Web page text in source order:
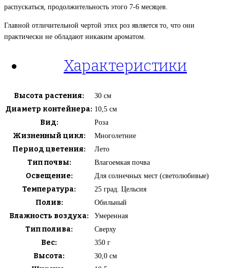
распускаться, продолжительность этого 7-6 месяцев.
Главной отличительной чертой этих роз является то, что они
практически не обладают никаким ароматом.
Характеристики
Высота растения: 30 см
Диаметр контейнера: 10,5 см
Вид: Роза
Жизненный цикл: Многолетние
Период цветения: Лето
Тип почвы: Влагоемкая почва
Освещение: Для солнечных мест (светолюбивые)
Температура: 25 град. Цельсия
Полив: Обильный
Влажность воздуха: Умеренная
Тип полива: Сверху
Вес: 350 г
Высота: 30,0 см